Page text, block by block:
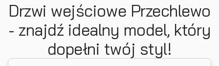
Drzwi wejściowe Przechlewo
- znajdź idealny model, który
dopełni twój styl!